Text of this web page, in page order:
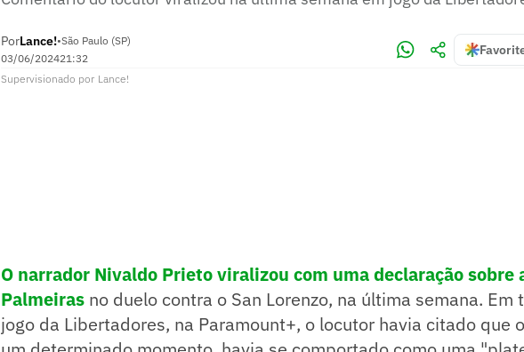
PorLance!•São Paulo (SP)
03/06/202421:32
Supervisionado por Lance!
O narrador Nivaldo Prieto viralizou com uma declaração sobre
Palmeiras no duelo contra o San Lorenzo, na última semana. Em
jogo da Libertadores, na Paramount+, o locutor havia citado que